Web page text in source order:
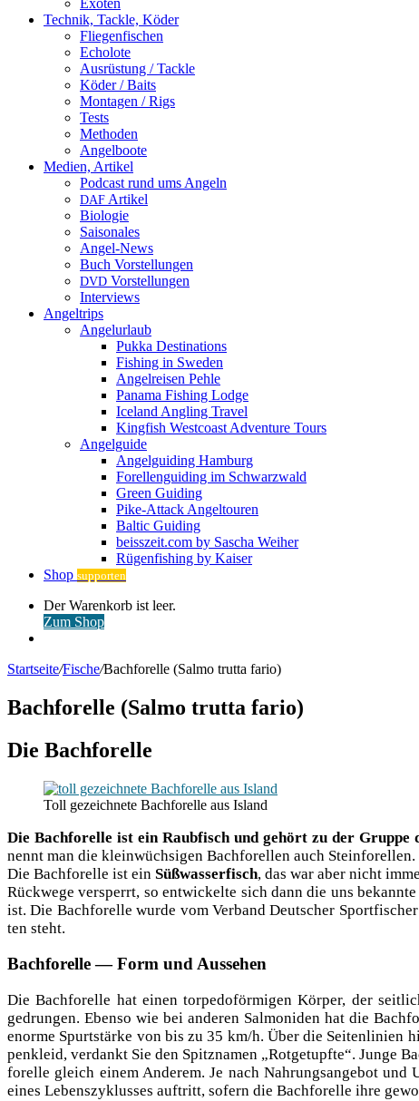
Exoten
Technik, Tackle, Köder
Fliegenfischen
Echolote
Ausrüstung / Tackle
Köder / Baits
Montagen / Rigs
Tests
Methoden
Angelboote
Medien, Artikel
Podcast rund ums Angeln
DAF Artikel
Biologie
Saisonales
Angel-News
Buch Vorstellungen
DVD Vorstellungen
Interviews
Angeltrips
Angelurlaub
Pukka Destinations
Fishing in Sweden
Angelreisen Pehle
Panama Fishing Lodge
Iceland Angling Travel
Kingfish Westcoast Adventure Tours
Angelguide
Angelguiding Hamburg
Forellenguiding im Schwarzwald
Green Guiding
Pike-Attack Angeltouren
Baltic Guiding
beisszeit.com by Sascha Weiher
Rügenfishing by Kaiser
Shop supporten
Warenkorb
ansehen
Der Warenkorb ist leer.
Zum Shop
Startseite/Fische/Bachforelle (Salmo trutta fario)
Bachforelle (Salmo trutta fario)
Die Bachforelle
Toll gezeich­ne­te Bach­fo­rel­le aus Island
Die Bach­fo­rel­le ist ein Raub­fisch und gehört zu der Grup­pe
nennt man die klein­wüch­si­gen Bach­fo­rel­len auch Steinforellen.
Die Bach­fo­rel­le ist einSüß­was­ser­fisch, das war aber nicht
Rück­we­ge ver­sperrt, so ent­wi­ckel­te sich dann die uns bekann­te
ist. Die Bach­fo­rel­le wur­de vom Ver­band Deut­scher
ten steht.
Bachforelle — Form und Aussehen
Die Bach­fo­rel­le hat einen tor­pe­do­för­mi­gen Kör­per, der
gedrun­gen. Eben­so wie bei ande­ren Sal­mo­ni­den hat die
enor­me Spurtstär­ke von bis zu 35 km/h. Über die Sei­ten­li­ni­en
pen­kleid, ver­dankt Sie den Spitz­na­men „Rot­ge­tupf­te“. Jun­ge
fo­rel­le gleich einem Ande­rem. Je nach Nah­rungs­an­ge­bot und
eines Lebens­zy­klus­ses auf­tritt, sofern die Bach­fo­rel­le ihre